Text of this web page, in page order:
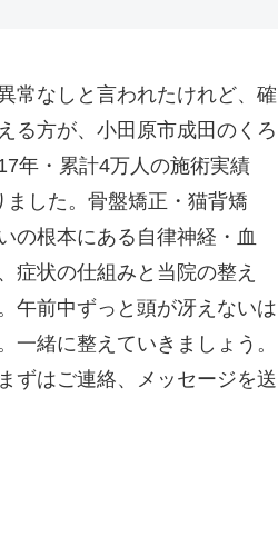
常なしと言われたけれど、確
る方が、小田原市成田のくろ
年・累計4万人の施術実績
した。骨盤矯正・猫背矯
の根本にある自律神経・血
症状の仕組みと当院の整え
午前中ずっと頭が冴えないは
緒に整えていきましょう。
ずはご連絡、メッセージを送